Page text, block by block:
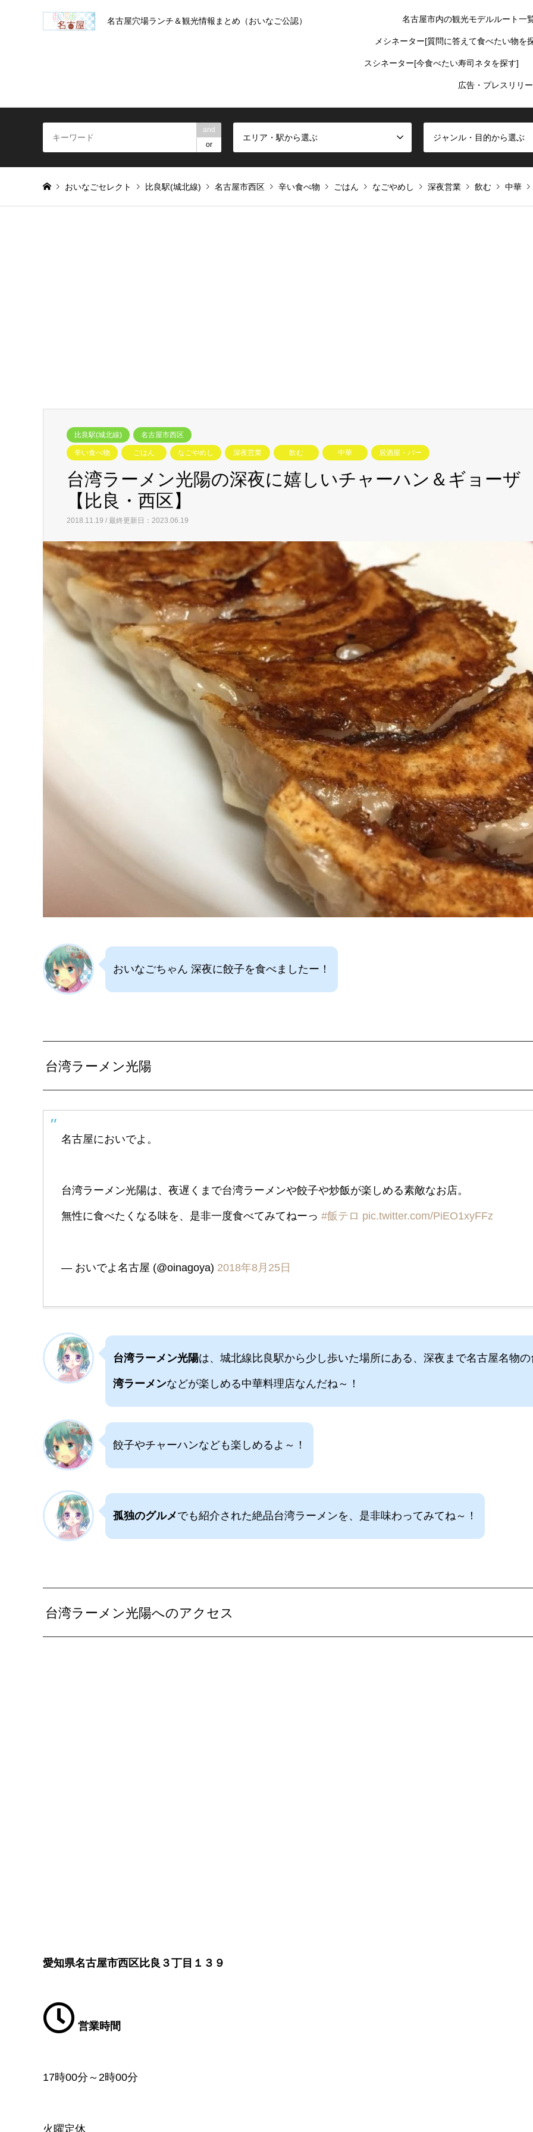
名古屋穴場ランチ＆観光情報まとめ（おいなご公認） 名古屋市内の観光モデルルート一
メシネーター[質問に答えて食べたい物を
スシネーター[今食べたい寿司ネタを探す]
広告・プレスリリ
and
or
エリア・駅から選ぶ ジャンル・目的から選ぶ
おいなごセレクト 比良駅(城北線) 名古屋市西区 辛い食べ物 ごはん なごやめし 深夜営業 飲む 中華
比良駅(城北線) 名古屋市西区
辛い食べ物 ごはん なごやめし 深夜営業 飲む 中華 居酒屋・バー
台湾ラーメン光陽の深夜に嬉しいチャーハン＆ギョーザ
【比良・西区】
2018.11.19 / 最終更新日：2023.06.19
おいなごちゃん 深夜に餃子を食べましたー！
台湾ラーメン光陽
名古屋においでよ。
台湾ラーメン光陽は、夜遅くまで台湾ラーメンや餃子や炒飯が楽しめる素敵なお店。
無性に食べたくなる味を、是非一度食べてみてねーっ #飯テロ pic.twitter.com/PiEO1xyFFz
— おいでよ名古屋 (@oinagoya) 2018年8月25日
台湾ラーメン光陽は、城北線比良駅から少し歩いた場所にある、深夜まで名古屋名物の
湾ラーメンなどが楽しめる中華料理店なんだね～！
餃子やチャーハンなども楽しめるよ～！
孤独のグルメでも紹介された絶品台湾ラーメンを、是非味わってみてね～！
台湾ラーメン光陽へのアクセス
愛知県名古屋市西区比良３丁目１３９
営業時間
17時00分～2時00分
火曜定休